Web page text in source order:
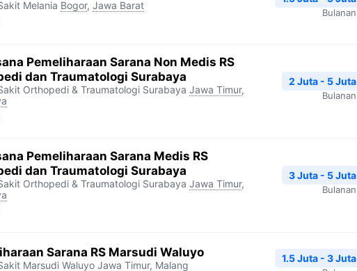
Melania Bogor, Jawa Barat
Bulanan
Pemeliharaan Sarana Non Medis RS
dan Traumatologi Surabaya
Orthopedi & Traumatologi Surabaya Jawa Timur,
2 Juta - 5 Juta
Bulanan
Pemeliharaan Sarana Medis RS
dan Traumatologi Surabaya
Orthopedi & Traumatologi Surabaya Jawa Timur,
3 Juta - 5 Juta
Bulanan
Sarana RS Marsudi Waluyo
Marsudi Waluyo Jawa Timur, Malang
1.5 Juta - 3 Juta